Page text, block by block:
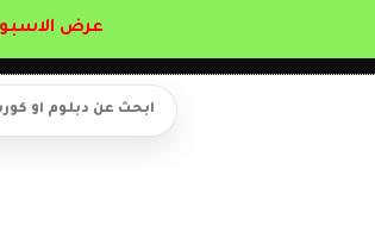
عرض الاسبوع اتعلم ب